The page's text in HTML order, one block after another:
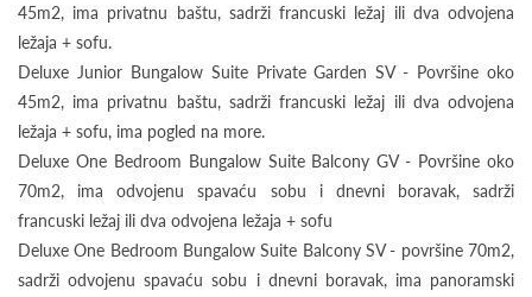
45m2, ima privatnu baštu, sadrži francuski ležaj ili dva odvojena
ležaja + sofu.
Deluxe Junior Bungalow Suite Private Garden SV - Površine oko
45m2, ima privatnu baštu, sadrži francuski ležaj ili dva odvojena
ležaja + sofu, ima pogled na more.
Deluxe One Bedroom Bungalow Suite Balcony GV - Površine oko
70m2, ima odvojenu spavaću sobu i dnevni boravak, sadrži
francuski ležaj ili dva odvojena ležaja + sofu
Deluxe One Bedroom Bungalow Suite Balcony SV - površine 70m2,
sadrži odvojenu spavaću sobu i dnevni boravak, ima panoramski